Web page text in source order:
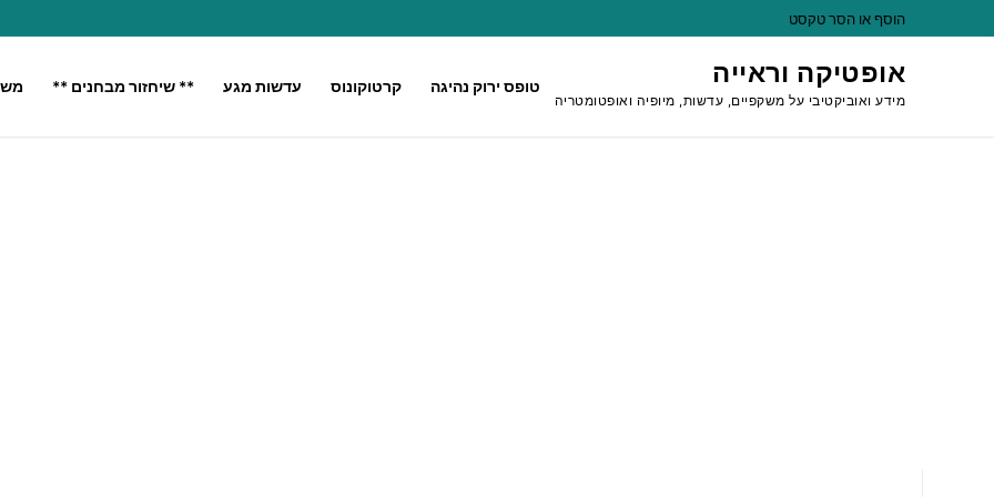
לתוכן
הוסף או הסר טקסט
אופטיקה וראייה
מידע ואוביקטיבי על משקפיים, עדשות, מיופיה ואופטומטריה
** שיחזור מבחנים ** עדשות מגע קרטוקונוס טופס ירוק נהיגה